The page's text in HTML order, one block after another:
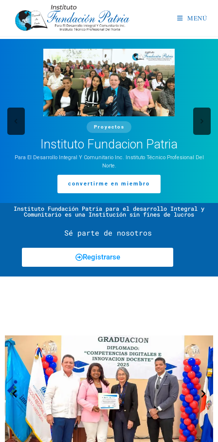
MENÚ
Proyectos
Instituto Fundacion Patria
Para El Desarrollo Integral Y Comunitario Inc. Instituto Técnico Profesional Del
Norte.
convertirme en miembro
Instituto Fundación Patria para el desarrollo Integral y
Comunitario es una Institución sin fines de lucros
Sé parte de nosotros
Registrarse